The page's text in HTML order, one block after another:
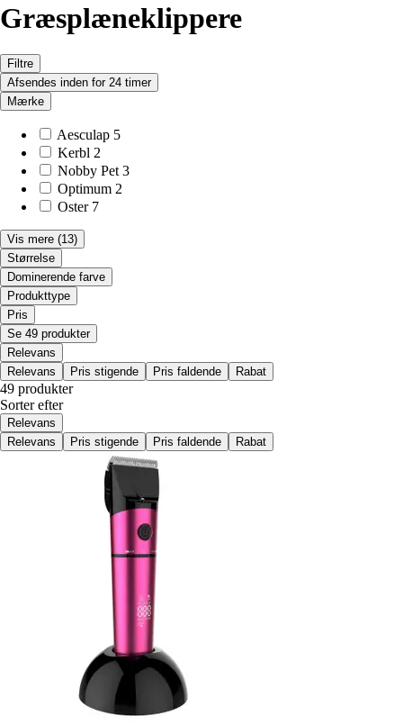
Græsplæneklippere
Filtre
Afsendes inden for 24 timer
Mærke
Aesculap 5
Kerbl 2
Nobby Pet 3
Optimum 2
Oster 7
Vis mere (13)
Størrelse
Dominerende farve
Produkttype
Pris
Se 49 produkter
Relevans
Relevans
Pris stigende Pris faldende Rabat
49 produkter
Sorter efter
Relevans
Relevans
Pris stigende Pris faldende Rabat